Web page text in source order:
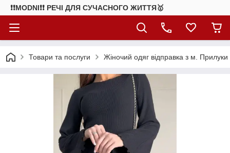
❗❗MODNI❗❗ РЕЧІ ДЛЯ СУЧАСНОГО ЖИТТЯ🥇
Товари та послуги Жіночий одяг відправка з м. Прилуки